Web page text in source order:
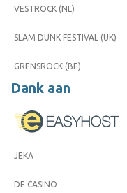
VESTROCK (NL)
SLAM DUNK FESTIVAL (UK)
GRENSROCK (BE)
Dank aan
JEKA
DE CASINO